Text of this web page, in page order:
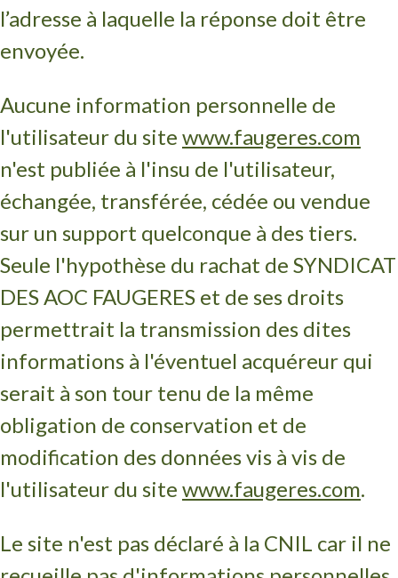
l’adresse à laquelle la réponse doit être
envoyée.
Aucune information personnelle de
l'utilisateur du site www.faugeres.com
n'est publiée à l'insu de l'utilisateur,
échangée, transférée, cédée ou vendue
sur un support quelconque à des tiers.
Seule l'hypothèse du rachat de SYNDICAT
DES AOC FAUGERES et de ses droits
permettrait la transmission des dites
informations à l'éventuel acquéreur qui
serait à son tour tenu de la même
obligation de conservation et de
modification des données vis à vis de
l'utilisateur du site www.faugeres.com.
Le site n'est pas déclaré à la CNIL car il ne